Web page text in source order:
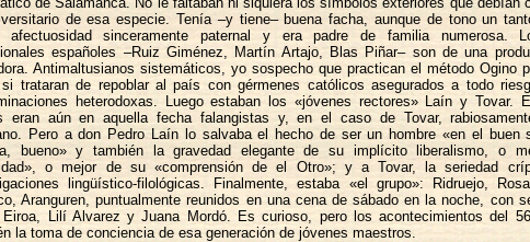
de esa especie. Tenía –y tiene– buena facha, aunque de tono un
afectuosidad sinceramente paternal y era padre de familia numerosa.
españoles –Ruiz Giménez, Martín Artajo, Blas Piñar– son de una
Antimaltusianos sistemáticos, yo sospecho que practican el método Ogino
trataran de repoblar al país con gérmenes católicos asegurados a todo
heterodoxas. Luego estaban los «jóvenes rectores» Laín y Tovar.
eran aún en aquella fecha falangistas y, en el caso de Tovar,
Pero a don Pedro Laín lo salvaba el hecho de ser un hombre «en el buen
bueno» y también la gravedad elegante de su implícito liberalismo, o
o mejor de su «comprensión de el Otro»; y a Tovar, la seriedad
lingüístico-filológicas. Finalmente, estaba «el grupo»: Ridruejo,
Aranguren, puntualmente reunidos en una cena de sábado en la noche, con
Lilí Alvarez y Juana Mordó. Es curioso, pero los acontecimientos del
la toma de conciencia de esa generación de jóvenes maestros.